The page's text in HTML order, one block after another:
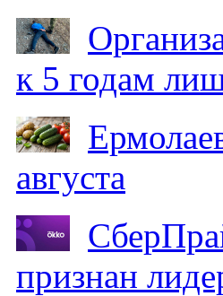
к 5 годам
августа
признан